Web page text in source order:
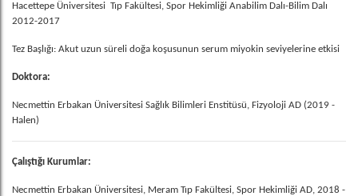
Hacettepe Üniversitesi Tıp Fakültesi, Spor Hekimliği Anabilim Dalı-Bilim Dalı
2012-2017
Tez Başlığı: Akut uzun süreli doğa koşusunun serum miyokin seviyelerine etkisi
Doktora:
Necmettin Erbakan Üniversitesi Sağlık Bilimleri Enstitüsü, Fizyoloji AD (2019 -
Halen)
Çalıştığı Kurumlar:
Necmettin Erbakan Üniversitesi, Meram Tıp Fakültesi, Spor Hekimliği AD, 2018 -